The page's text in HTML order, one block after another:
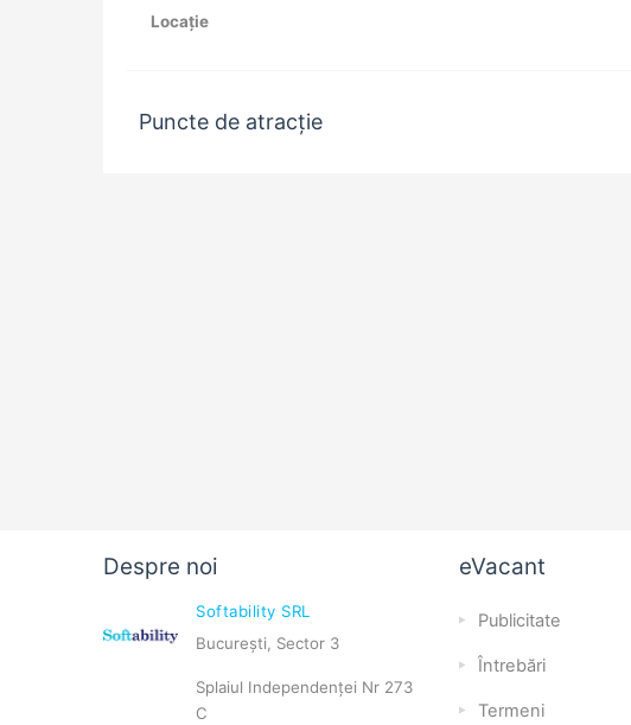
Locație
Puncte de atracție
Despre noi
Softability SRL
București, Sector 3
Splaiul Independenței Nr 273
C
eVacant
Publicitate
Întrebări
Termeni